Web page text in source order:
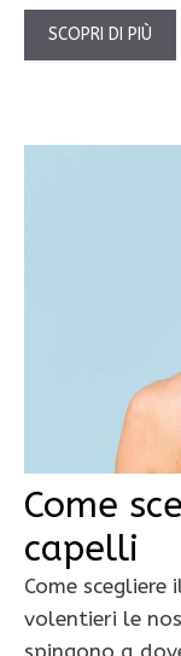
SCOPRI DI PIÙ
Come
capelli
Come
volentieri le